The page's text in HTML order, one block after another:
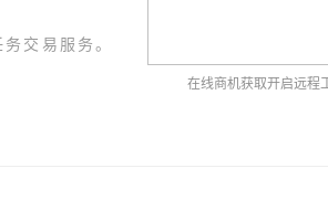
交易服务。
在线商机获取开启远程